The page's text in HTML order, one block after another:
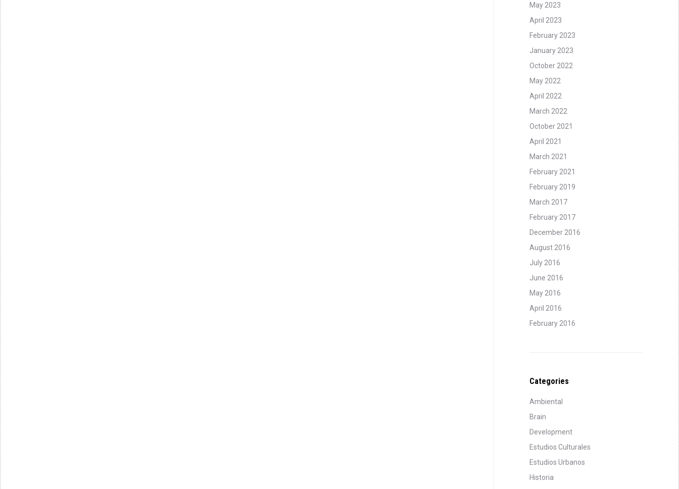
May 2023
April 2023
February 2023
January 2023
October 2022
May 2022
April 2022
March 2022
October 2021
April 2021
March 2021
February 2021
February 2019
March 2017
February 2017
December 2016
August 2016
July 2016
June 2016
May 2016
April 2016
February 2016
Categories
Ambiental
Brain
Development
Estudios Culturales
Estudios Urbanos
Historia